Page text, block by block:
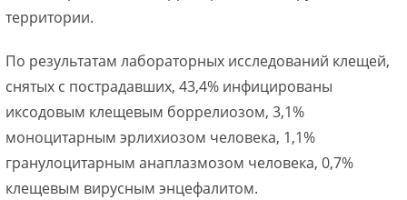
территории.
По результатам лабораторных исследований клещей,
снятых с пострадавших, 43,4% инфицированы
иксодовым клещевым боррелиозом, 3,1%
моноцитарным эрлихиозом человека, 1,1%
гранулоцитарным анаплазмозом человека, 0,7%
клещевым вирусным энцефалитом.